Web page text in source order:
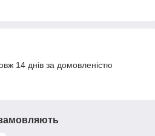
14 днів за домовленістю